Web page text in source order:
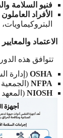
فنيو السلامة
الأفراد
الاعتماد والمعايير
تتوافق هذه
OSHA (إدارة
NFPA
NIOSH